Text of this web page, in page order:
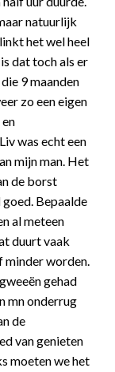
natuurlijk
het wel heel
dat toch als er
9 maanden
zo een eigen
was echt een
mijn man. Het
de borst
Bepaalde
al meteen
duurt vaak
minder worden.
gehad
mn onderrug
de
van genieten
moeten we het